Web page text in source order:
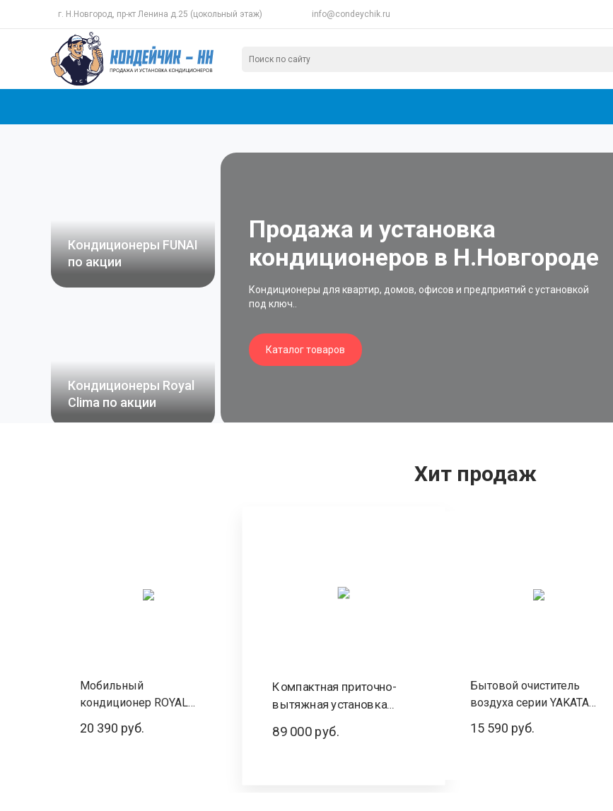
г. Н.Новгород, пр-кт Ленина д.25 (цокольный этаж) info@condeychik.ru
Продажа и установка
кондиционеров в Н.Новгороде
Кондиционеры для квартир, домов, офисов и предприятий с установкой
под ключ..
Каталог товаров
Кондиционеры FUNAI
по акции
Кондиционеры Royal
Clima по акции
Хит продаж
Мобильный
кондиционер ROYAL
CLIMA cерии MAGNATE
RM-MT22CH-E
20 390 руб.
Компактная приточно-
вытяжная установка
SOFFIO UNO RCS-800-U
89 000 руб.
Бытовой очиститель
воздуха серии YAKATA
HAP-Y300S01W
15 590 руб.